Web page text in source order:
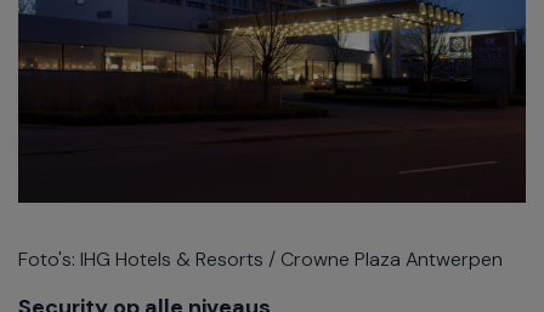
Foto's: IHG Hotels & Resorts / Crowne Plaza Antwerpen